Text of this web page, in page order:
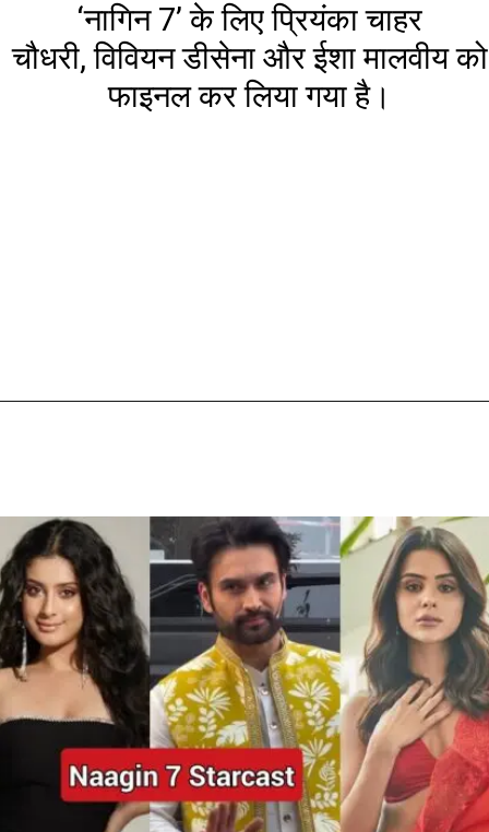
‘नागिन 7’ के लिए प्रियंका चाहर
चौधरी, विवियन डीसेना और ईशा मालवीय को
फाइनल कर लिया गया है।